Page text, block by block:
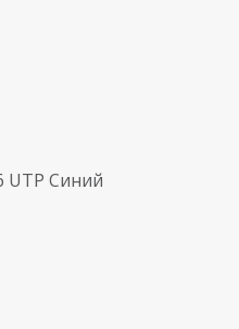
UTP Синий